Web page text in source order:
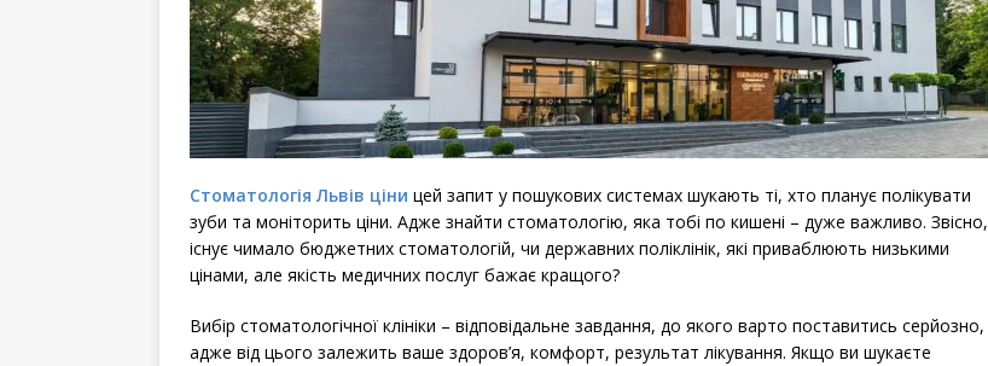
Стоматологія Львів ціни цей запит у пошукових системах шукають ті, хто планує полікувати
зуби та моніторить ціни. Адже знайти стоматологію, яка тобі по кишені – дуже важливо. Звісно,
існує чимало бюджетних стоматологій, чи державних поліклінік, які приваблюють низькими
цінами, але якість медичних послуг бажає кращого?
Вибір стоматологічної клініки – відповідальне завдання, до якого варто поставитись серйозно,
адже від цього залежить ваше здоров’я, комфорт, результат лікування. Якщо ви шукаєте